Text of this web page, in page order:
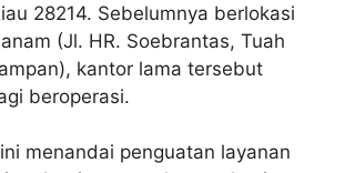
28214. Sebelumnya berlokasi
(Jl. HR. Soebrantas, Tuah
kantor lama tersebut
beroperasi.
menandai penguatan layanan